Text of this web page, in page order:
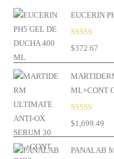
EUCERIN
Valorado en
$372.67
ML+CONT
Valorado en
$1,699.49
PANALAB